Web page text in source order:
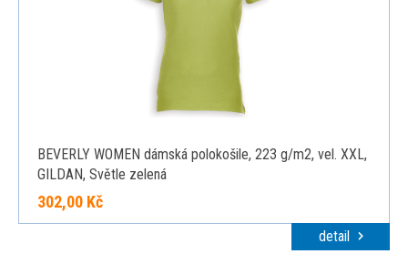
BEVERLY WOMEN dámská polokošile, 223 g/m2, vel. XXL,
GILDAN, Světle zelená
302,00 Kč
detail